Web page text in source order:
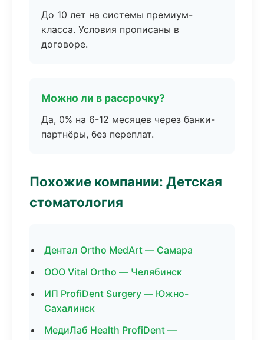
До 10 лет на системы премиум-
класса. Условия прописаны в
договоре.
Можно ли в рассрочку?
Да, 0% на 6-12 месяцев через банки-
партнёры, без переплат.
Похожие компании: Детская
стоматология
Дентал Ortho MedArt — Самара
ООО Vital Ortho — Челябинск
ИП ProfiDent Surgery — Южно-
Сахалинск
МедиЛаб Health ProfiDent —